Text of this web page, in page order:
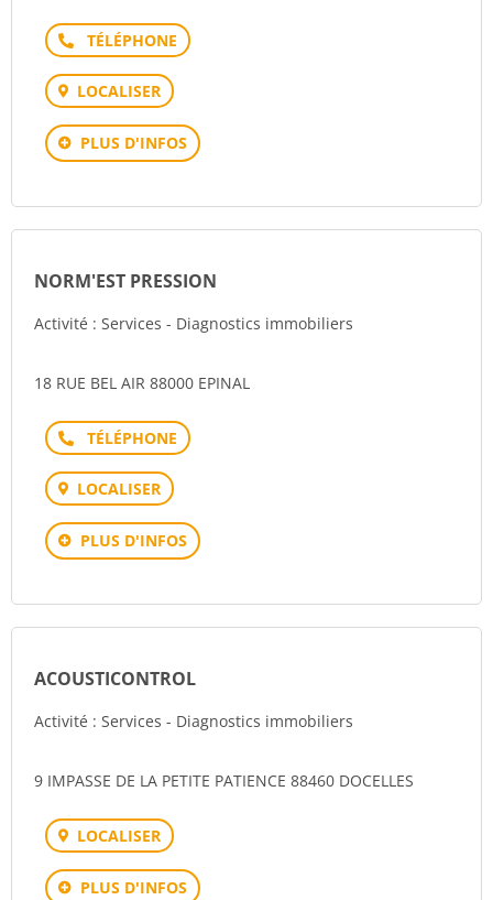
Téléphone
LOCALISER
PLUS D'INFOS
NORM'EST PRESSION
Activité : Services - Diagnostics immobiliers
18 RUE BEL AIR 88000 EPINAL
Téléphone
LOCALISER
PLUS D'INFOS
ACOUSTICONTROL
Activité : Services - Diagnostics immobiliers
9 IMPASSE DE LA PETITE PATIENCE 88460 DOCELLES
LOCALISER
PLUS D'INFOS